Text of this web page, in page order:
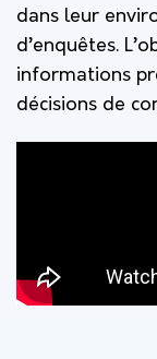
dans leur
d’enquêtes.
informations
décisions de